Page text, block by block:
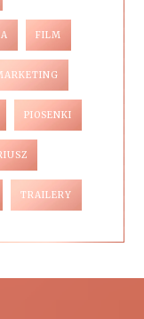
FILM
PIOSENKI
TRAILERY